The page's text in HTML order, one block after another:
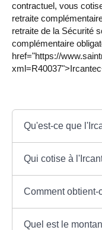
contractuel, vous
retraite
retraite de la Sécurité
complémentaire
href="https://
Qu'est-ce que
Qui cotise à
Comment obtient-
Quel est le